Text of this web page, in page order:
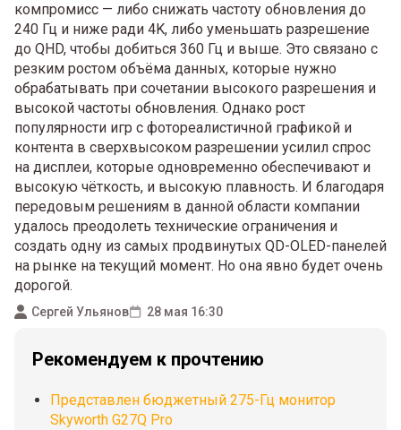
компромисс — либо снижать частоту обновления до
240 Гц и ниже ради 4K, либо уменьшать разрешение
до QHD, чтобы добиться 360 Гц и выше. Это связано с
резким ростом объёма данных, которые нужно
обрабатывать при сочетании высокого разрешения и
высокой частоты обновления. Однако рост
популярности игр с фотореалистичной графикой и
контента в сверхвысоком разрешении усилил спрос
на дисплеи, которые одновременно обеспечивают и
высокую чёткость, и высокую плавность. И благодаря
передовым решениям в данной области компании
удалось преодолеть технические ограничения и
создать одну из самых продвинутых QD-OLED-панелей
на рынке на текущий момент. Но она явно будет очень
дорогой.
Сергей Ульянов 28 мая 16:30
Рекомендуем к прочтению
Представлен бюджетный 275-Гц монитор
Skyworth G27Q Pro